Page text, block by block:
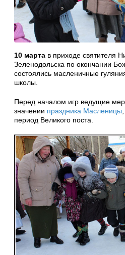
10 марта в приходе святителя
Зеленодольска по окончании
состоялись масленичные
школы.
Перед началом игр ведущие
значении праздника Масленицы
период Великого поста.